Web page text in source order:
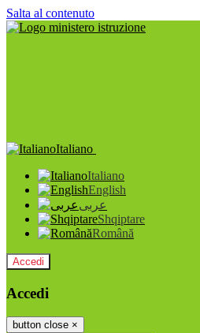
Salta al contenuto
Italiano
Italiano
English
عربى
Shqiptare
Română
Accedi
Accedi
button close ×